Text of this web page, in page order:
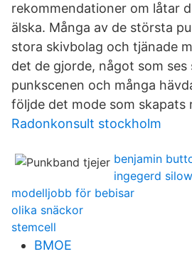
rekommendationer om låtar
älska. Många av de största
stora skivbolag och tjänade
det de gjorde, något som
punkscenen och många
följde det mode som skapats
Radonkonsult stockholm
benjamin
ingegerd silow
modelljobb för bebisar
olika snäckor
stemcell
BMOE